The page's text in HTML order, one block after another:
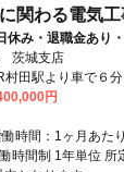
関わる電気
み・退職金あり
茨城支店
村田駅より車で６分
円
時間：1ヶ月あた
時間制 1年単位 所